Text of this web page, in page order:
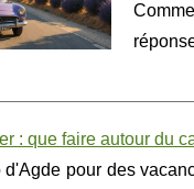
: que faire autour du
pour des